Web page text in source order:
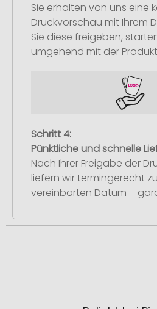
Sie erhalten von uns eine
Druckvorschau mit Ihrem
Sie diese freigeben,
umgehend mit der
Schritt 4:
Pünktliche und schnelle
Nach Ihrer Freigabe der
liefern wir termingerecht
vereinbarten Datum –